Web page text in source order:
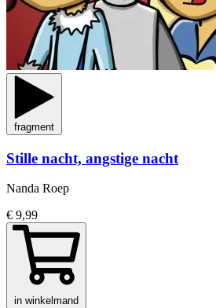
fragment
Stille nacht, angstige nacht
Nanda Roep
€ 9,99
in winkelmand